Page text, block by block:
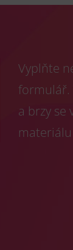
Vyplňte
formulář.
a brzy se